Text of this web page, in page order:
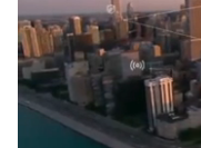
r
e